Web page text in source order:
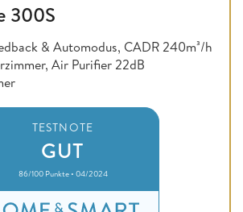
300S
& Automodus, CADR 240m³/h
Air Purifier 22dB
TESTNOTE
GUT
86/100 Punkte • 04/2024